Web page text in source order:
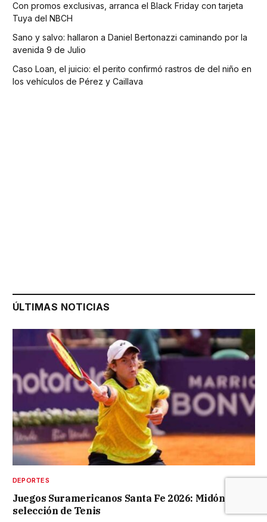
Con promos exclusivas, arranca el Black Friday con tarjeta
Tuya del NBCH
Sano y salvo: hallaron a Daniel Bertonazzi caminando por la
avenida 9 de Julio
Caso Loan, el juicio: el perito confirmó rastros de del niño en
los vehículos de Pérez y Caillava
ÚLTIMAS NOTICIAS
DEPORTES
Juegos Suramericanos Santa Fe 2026: Midón en la
selección de Tenis